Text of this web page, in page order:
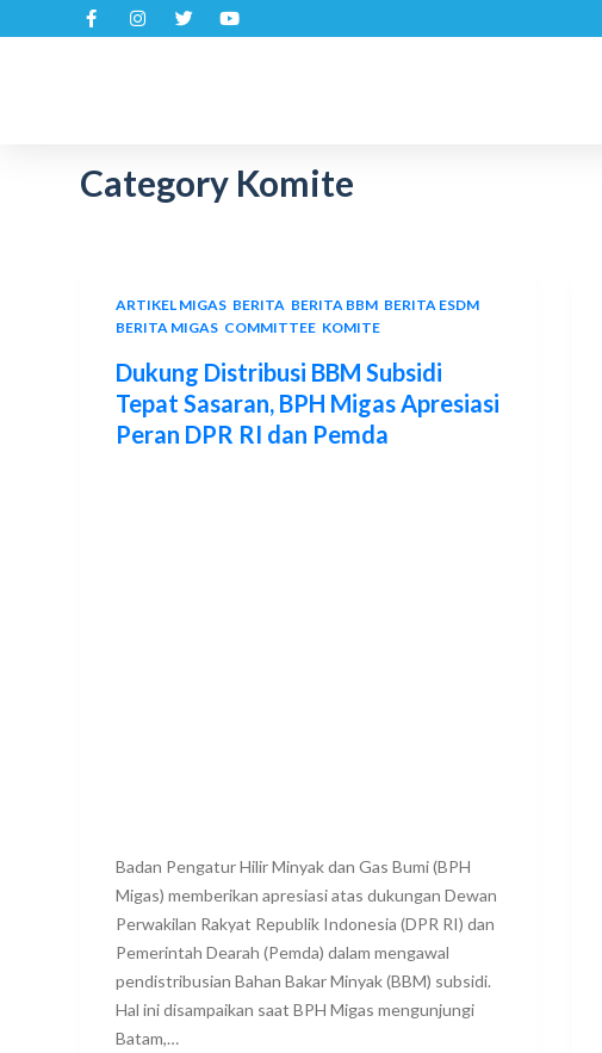
Category Komite
ARTIKEL MIGAS BERITA BERITA BBM BERITA ESDM
BERITA MIGAS COMMITTEE KOMITE
Dukung Distribusi BBM Subsidi
Tepat Sasaran, BPH Migas Apresiasi
Peran DPR RI dan Pemda
Badan Pengatur Hilir Minyak dan Gas Bumi (BPH
Migas) memberikan apresiasi atas dukungan Dewan
Perwakilan Rakyat Republik Indonesia (DPR RI) dan
Pemerintah Dearah (Pemda) dalam mengawal
pendistribusian Bahan Bakar Minyak (BBM) subsidi.
Hal ini disampaikan saat BPH Migas mengunjungi
Batam,…